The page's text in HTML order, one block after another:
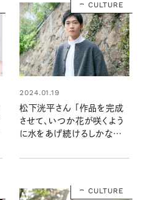
CULTURE
2024.01.19
松下洸平さん 「作品を完成
させて、いつか花が咲くよう
に水をあげ続けるしかない」
CULTURE